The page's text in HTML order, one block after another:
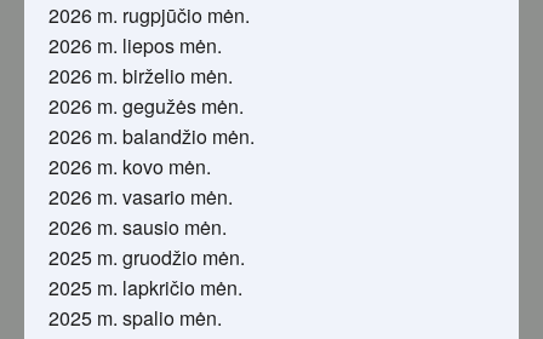
2026 m. rugpjūčio mėn.
2026 m. liepos mėn.
2026 m. birželio mėn.
2026 m. gegužės mėn.
2026 m. balandžio mėn.
2026 m. kovo mėn.
2026 m. vasario mėn.
2026 m. sausio mėn.
2025 m. gruodžio mėn.
2025 m. lapkričio mėn.
2025 m. spalio mėn.